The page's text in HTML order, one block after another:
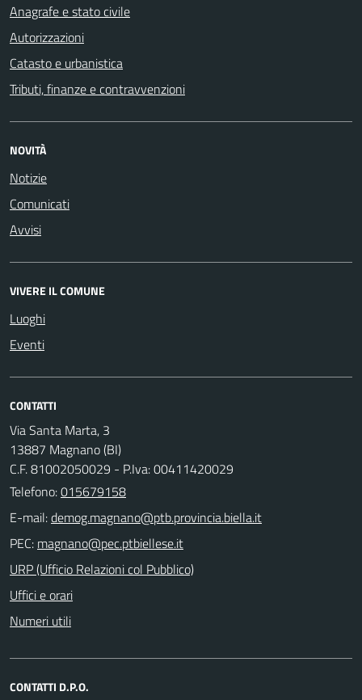
Anagrafe e stato civile
Autorizzazioni
Catasto e urbanistica
Tributi, finanze e contravvenzioni
NOVITÀ
Notizie
Comunicati
Avvisi
VIVERE IL COMUNE
Luoghi
Eventi
CONTATTI
Via Santa Marta, 3
13887 Magnano (BI)
C.F. 81002050029 - P.Iva: 00411420029
Telefono:015679158
E-mail:
PEC:
URP (Ufficio Relazioni col Pubblico)
Uffici e orari
Numeri utili
CONTATTI D.P.O.